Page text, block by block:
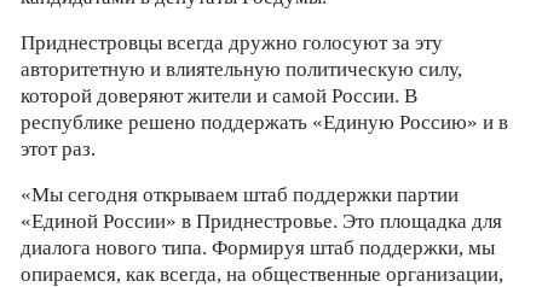
Приднестровцы всегда дружно голосуют за эту
авторитетную и влиятельную политическую силу,
которой доверяют жители и самой России. В
республике решено поддержать «Единую Россию» и в
этот раз.
«Мы сегодня открываем штаб поддержки партии
«Единой России» в Приднестровье. Это площадка для
диалога нового типа. Формируя штаб поддержки, мы
опираемся, как всегда, на общественные организации,